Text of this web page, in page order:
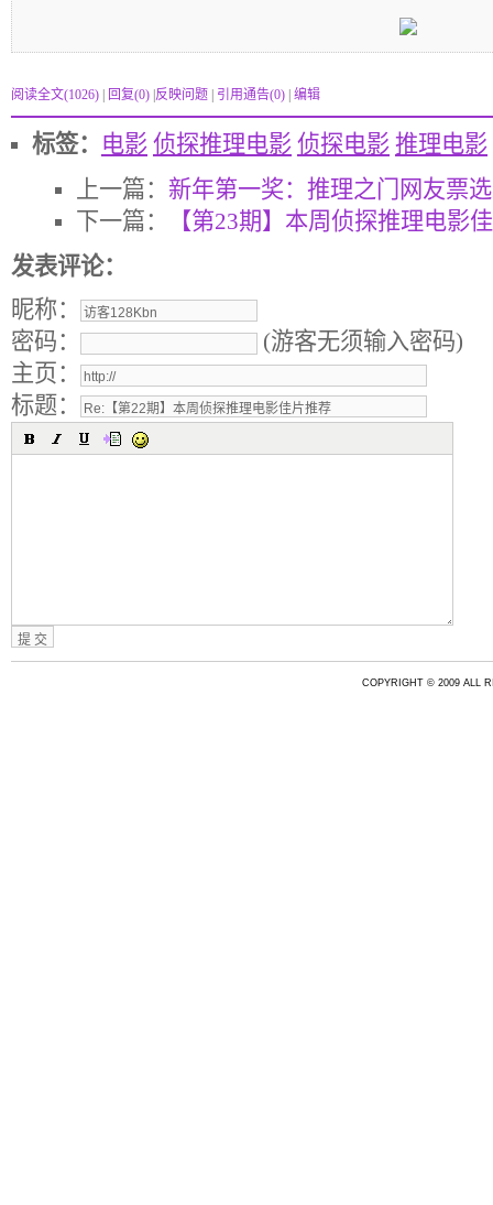
阅读全文(1026) 回复(0) 反映问题 引用通告(0) 编辑
标签： 电影 侦探推理电影 侦探电影 推理电影
上一篇： 新年第一奖：推理之门网友票
下一篇：
【第23期】本周侦探推理电影
发表评论：
昵称：
密码：
(游客无须输入密码)
主页：
标题：
COPYRIGHT © 2009 ALL